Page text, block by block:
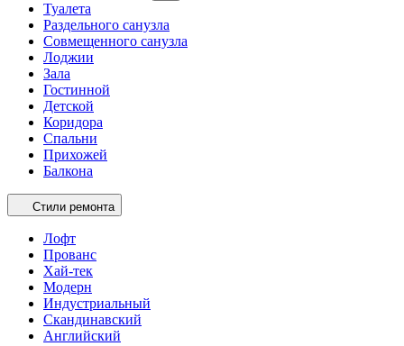
Туалета
Раздельного санузла
Совмещенного санузла
Лоджии
Зала
Гостинной
Детской
Коридора
Спальни
Прихожей
Балкона
Стили ремонта
Лофт
Прованс
Хай-тек
Модерн
Индустриальный
Скандинавский
Английский